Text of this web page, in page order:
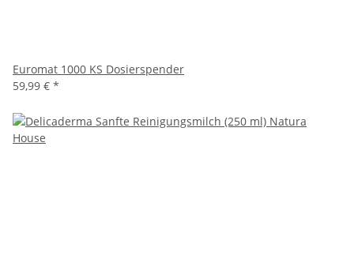
Euromat 1000 KS Dosierspender
59,99 € *